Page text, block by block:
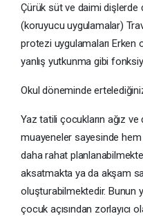
Çürük süt ve daimi dişlerde
(koruyucu uygulamalar)
protezi uygulamaları
yanlış yutkunma gibi
Okul döneminde
Yaz tatili çocukların ağız ve
muayeneler sayesinde
daha rahat
aksatmakta ya da akşam
oluşturabilmektedir. Bunun
çocuk açısından